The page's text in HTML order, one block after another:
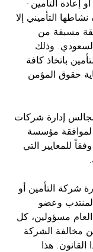
إعادة التأمين -
التأميني إلا
مسبقة من
وذلك
باتخاذ كافة
حقوق المؤمن
إدارة شركات
لموافقة مؤسسة
للمعايير التي
شركة التأمين أو
وعضو
مسؤولين، كل
مخالفة الشركة
هذا